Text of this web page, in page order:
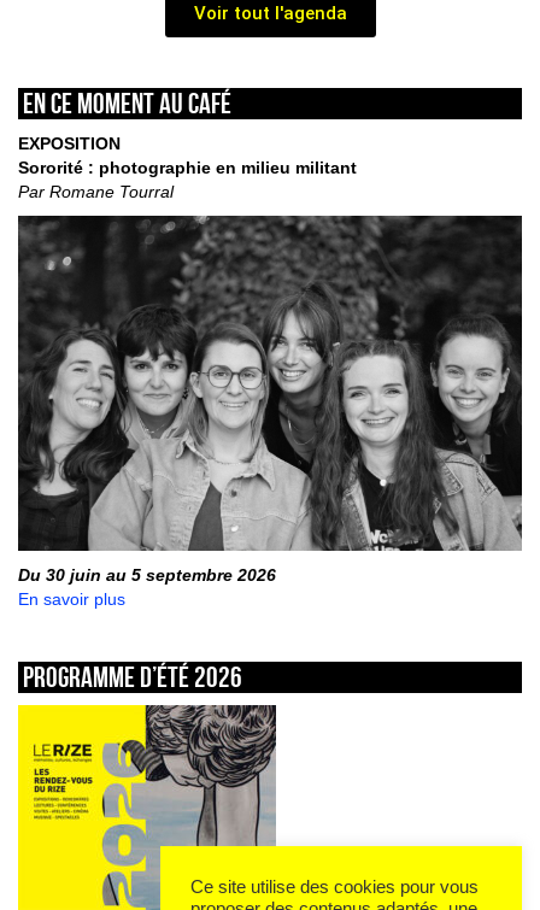
Voir tout l'agenda
En ce moment au café
EXPOSITION
Sororité : photographie en milieu militant
Par Romane Tourral
Du 30 juin au 5 septembre 2026
En savoir plus
Programme d’été 2026
Ce site utilise des cookies pour vous